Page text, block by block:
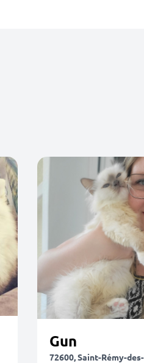
Gun
72600, Saint-Rémy-